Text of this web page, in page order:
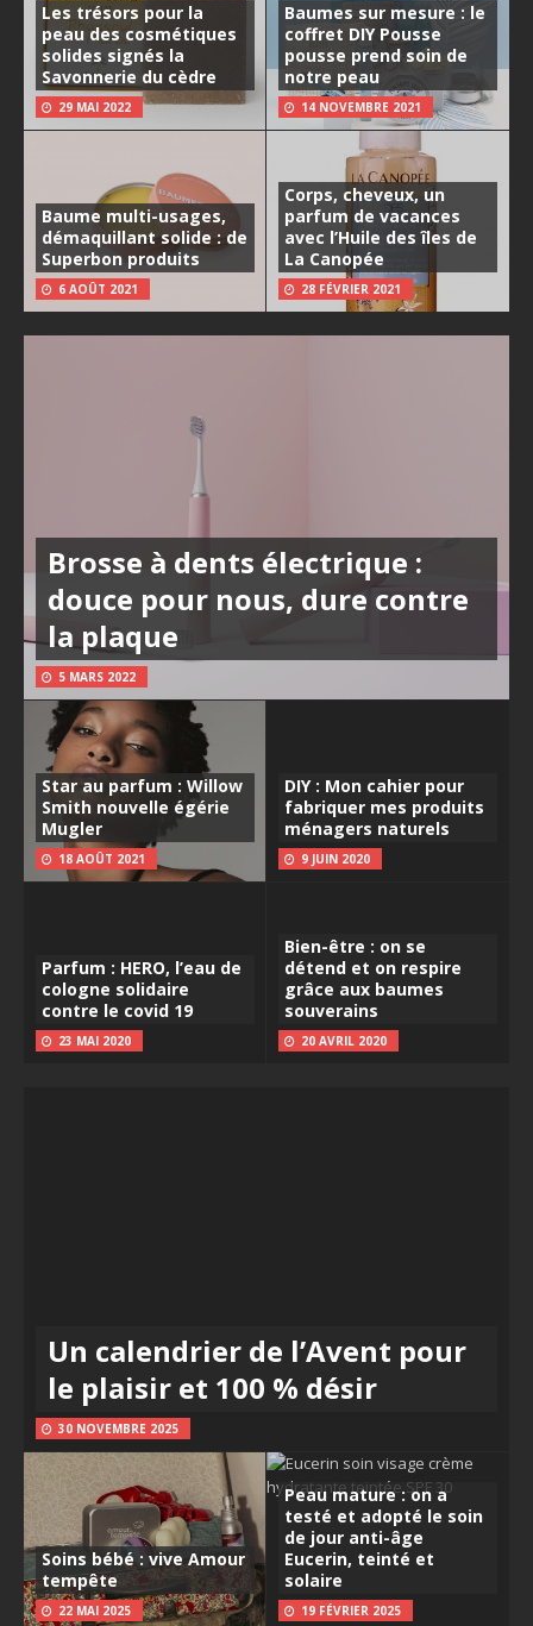
Les trésors pour la
peau des cosmétiques
solides signés la
Savonnerie du cèdre
29 MAI 2022
Baumes sur mesure : le
coffret DIY Pousse
pousse prend soin de
notre peau
14 NOVEMBRE 2021
Baume multi-usages,
démaquillant solide : de
Superbon produits
6 AOÛT 2021
Corps, cheveux, un
parfum de vacances
avec l’Huile des îles de
La Canopée
28 FÉVRIER 2021
Brosse à dents électrique :
douce pour nous, dure contre
la plaque
5 MARS 2022
Star au parfum : Willow
Smith nouvelle égérie
Mugler
18 AOÛT 2021
DIY : Mon cahier pour
fabriquer mes produits
ménagers naturels
9 JUIN 2020
Parfum : HERO, l’eau de
cologne solidaire
contre le covid 19
23 MAI 2020
Bien-être : on se
détend et on respire
grâce aux baumes
souverains
20 AVRIL 2020
Un calendrier de l’Avent pour
le plaisir et 100 % désir
30 NOVEMBRE 2025
Soins bébé : vive Amour
tempête
22 MAI 2025
Peau mature : on a
testé et adopté le soin
de jour anti-âge
Eucerin, teinté et
solaire
19 FÉVRIER 2025